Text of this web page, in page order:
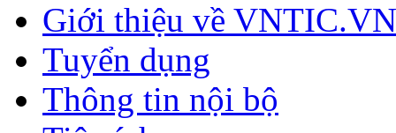
Giới thiệu về VNTIC.VN
Tuyển dụng
Thông tin nội bộ